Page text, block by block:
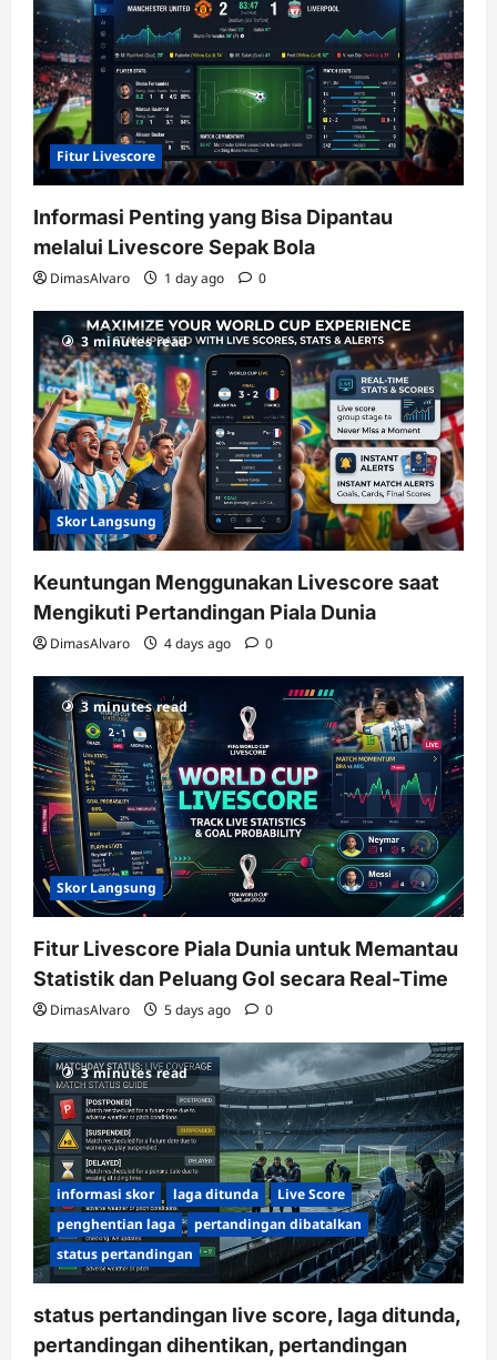
Fitur Livescore
Informasi Penting yang Bisa Dipantau
melalui Livescore Sepak Bola
DimasAlvaro 1 day ago 0
3 minutes read
Skor Langsung
Keuntungan Menggunakan Livescore saat
Mengikuti Pertandingan Piala Dunia
DimasAlvaro 4 days ago 0
3 minutes read
Skor Langsung
Fitur Livescore Piala Dunia untuk Memantau
Statistik dan Peluang Gol secara Real-Time
DimasAlvaro 5 days ago 0
3 minutes read
informasi skor laga ditunda
Live Score
penghentian laga
pertandingan dibatalkan
status pertandingan
status pertandingan live score, laga ditunda,
pertandingan dihentikan, pertandingan